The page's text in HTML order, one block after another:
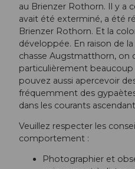
au Brienzer Rothorn. Il y a
avait été exterminé, a été
Brienzer Rothorn. Et la
développée. En raison de
chasse Augstmatthorn, on
particulièrement
pouvez aussi apercevoir
fréquemment des
dans les courants
Veuillez respecter les
comportement :
Photographier et